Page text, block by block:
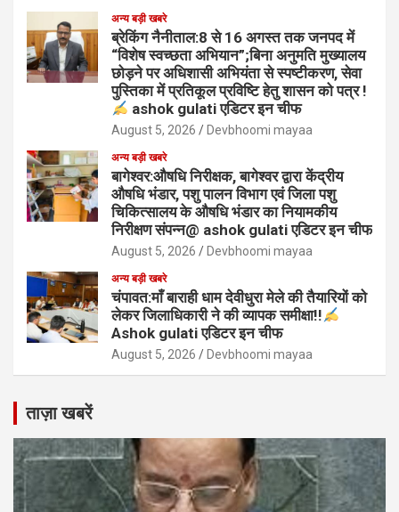
अन्य बड़ी खबरे
ब्रेकिंग नैनीताल:8 से 16 अगस्त तक जनपद में
“विशेष स्वच्छता अभियान”;बिना अनुमति मुख्यालय
छोड़ने पर अधिशासी अभियंता से स्पष्टीकरण, सेवा
पुस्तिका में प्रतिकूल प्रविष्टि हेतु शासन को पत्र !
ashok gulati एडिटर इन चीफ
August 5, 2026 Devbhoomi mayaa
अन्य बड़ी खबरे
बागेश्वर:औषधि निरीक्षक, बागेश्वर द्वारा केंद्रीय
औषधि भंडार, पशु पालन विभाग एवं जिला पशु
चिकित्सालय के औषधि भंडार का नियामकीय
निरीक्षण संपन्न@ ashok gulati एडिटर इन चीफ
August 5, 2026 Devbhoomi mayaa
अन्य बड़ी खबरे
चंपावत:माँ बाराही धाम देवीधुरा मेले की तैयारियों को
लेकर जिलाधिकारी ने की व्यापक समीक्षा!!
Ashok gulati एडिटर इन चीफ
August 5, 2026 Devbhoomi mayaa
ताज़ा खबरें